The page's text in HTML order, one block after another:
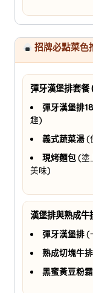
招牌必點菜色
彈牙漢堡排套餐
彈牙漢堡排
趣)
義式蔬菜湯(
現烤麵包(塗
美味)
漢堡排與熟成牛
彈牙漢堡排(
熟成切塊牛排
黑蜜黃豆粉